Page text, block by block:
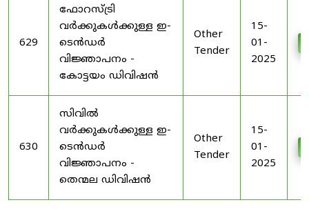
629
ഫോറസ്ട്രി
വർക്കുകൾക്കുള്ള ഇ-
ടെൻഡർ
വിജ്ഞാപനം -
കോട്ടയം ഡിവിഷൻ
Other
Tender
15-
01-
2025
630
സിവിൽ
വർക്കുകൾക്കുള്ള ഇ-
ടെൻഡർ
വിജ്ഞാപനം -
തെന്മല ഡിവിഷൻ
Other
Tender
15-
01-
2025